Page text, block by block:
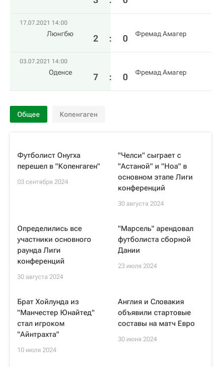
17.07.2021 14:00
Люнгбю 2 : 0 Фремад Амагер
03.07.2021 14:00
Оденсе 7 : 0 Фремад Амагер
Общее Копенгаген
Футболист Онугха
перешел в "Копенгаген"
03 сентября 2024
"Челси" сыграет с
"Астаной" и "Ноа" в
основном этапе Лиги
конференций
30 августа 2024
Определились все
участники основного
раунда Лиги
конференций
30 августа 2024
"Марсель" арендовал
футболиста сборной
Дании
23 июля 2024
Брат Хойлунда из
"Манчестер Юнайтед"
стал игроком
"Айнтрахта"
10 июля 2024
Англия и Словакия
объявили стартовые
составы на матч Евро
30 июня 2024